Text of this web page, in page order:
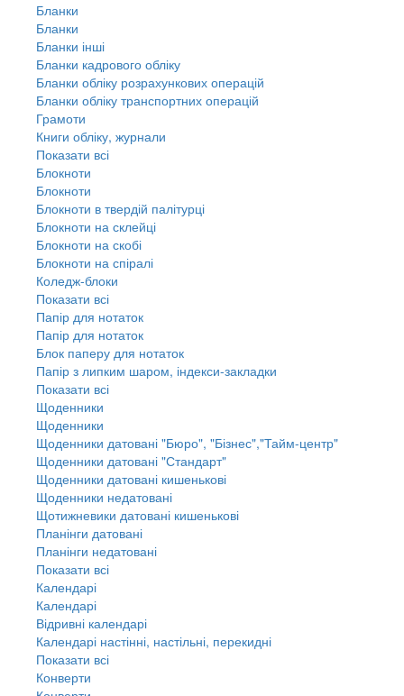
Бланки
Бланки
Бланки інші
Бланки кадрового обліку
Бланки обліку розрахункових операцій
Бланки обліку транспортних операцій
Грамоти
Книги обліку, журнали
Показати всі
Блокноти
Блокноти
Блокноти в твердій палітурці
Блокноти на склейці
Блокноти на скобі
Блокноти на спіралі
Коледж-блоки
Показати всі
Папір для нотаток
Папір для нотаток
Блок паперу для нотаток
Папір з липким шаром, індекси-закладки
Показати всі
Щоденники
Щоденники
Щоденники датовані "Бюро", "Бізнес","Тайм-центр"
Щоденники датовані "Стандарт"
Щоденники датовані кишенькові
Щоденники недатовані
Щотижневики датовані кишенькові
Планінги датовані
Планінги недатовані
Показати всі
Календарі
Календарі
Відривні календарі
Календарі настінні, настільні, перекидні
Показати всі
Конверти